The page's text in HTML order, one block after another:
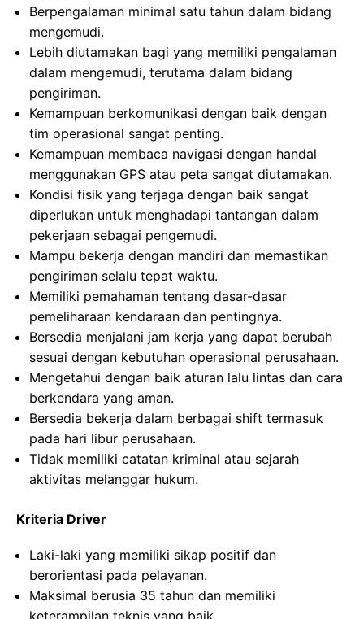
Berpengalaman minimal satu tahun dalam bidang
mengemudi.
Lebih diutamakan bagi yang memiliki pengalaman
dalam mengemudi, terutama dalam bidang
pengiriman.
Kemampuan berkomunikasi dengan baik dengan
tim operasional sangat penting.
Kemampuan membaca navigasi dengan handal
menggunakan GPS atau peta sangat diutamakan.
Kondisi fisik yang terjaga dengan baik sangat
diperlukan untuk menghadapi tantangan dalam
pekerjaan sebagai pengemudi.
Mampu bekerja dengan mandiri dan memastikan
pengiriman selalu tepat waktu.
Memiliki pemahaman tentang dasar-dasar
pemeliharaan kendaraan dan pentingnya.
Bersedia menjalani jam kerja yang dapat berubah
sesuai dengan kebutuhan operasional perusahaan.
Mengetahui dengan baik aturan lalu lintas dan cara
berkendara yang aman.
Bersedia bekerja dalam berbagai shift termasuk
pada hari libur perusahaan.
Tidak memiliki catatan kriminal atau sejarah
aktivitas melanggar hukum.
Kriteria Driver
Laki-laki yang memiliki sikap positif dan
berorientasi pada pelayanan.
Maksimal berusia 35 tahun dan memiliki
keterampilan teknis yang baik.